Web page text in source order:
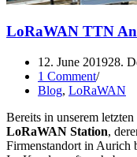
LoRaWAN TTN
12. June 201928.
1 Comment
Blog, LoRaWAN
Bereits in unserem
LoRaWAN Station,
Firmenstandort in Aurich